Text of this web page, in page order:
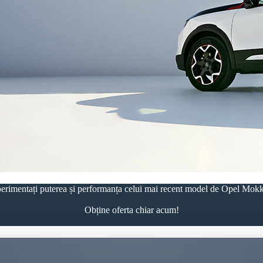
puterea și performanța celui mai recent model de Opel
Obține oferta chiar acum!